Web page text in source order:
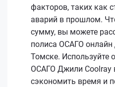
факторов, таких как
аварий в прошлом.
сумму, вы можете
полиса ОСАГО
Томске. Используйте
ОСАГО Джили Coolray
сэкономить время и